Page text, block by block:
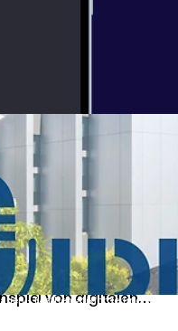
- Mathematikförderung von
als
und Nutzen
Learning» -
von digitalen